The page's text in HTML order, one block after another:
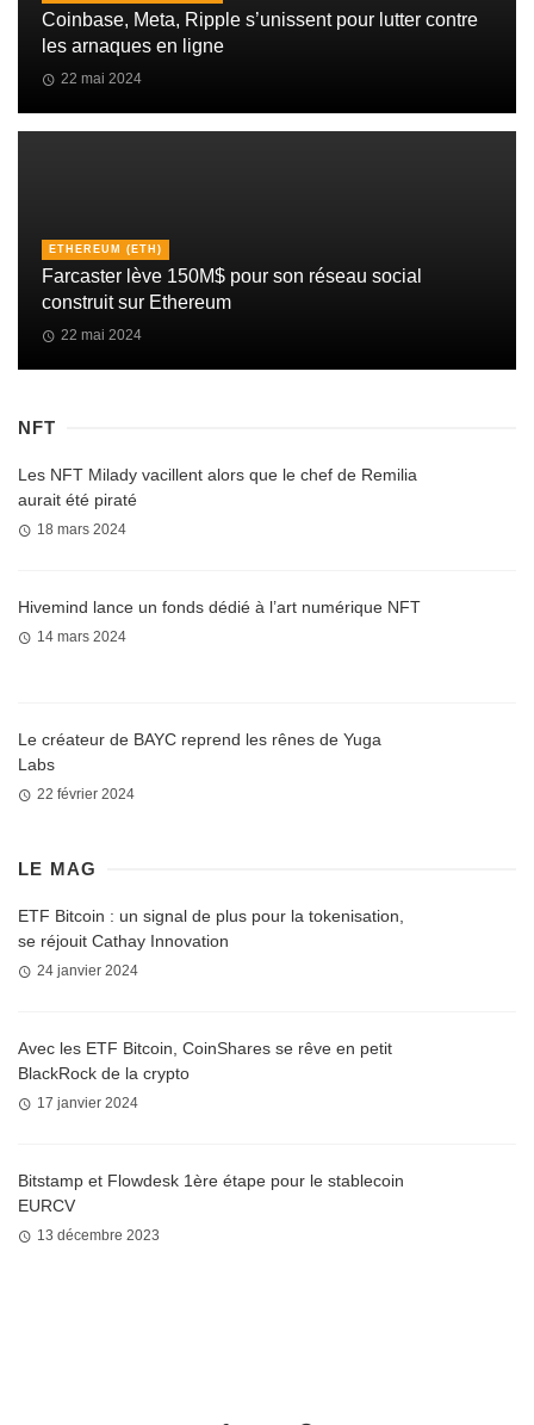
Coinbase, Meta, Ripple s’unissent pour lutter contre
les arnaques en ligne
22 mai 2024
ETHEREUM (ETH)
Farcaster lève 150M$ pour son réseau social
construit sur Ethereum
22 mai 2024
NFT
Les NFT Milady vacillent alors que le chef de Remilia
aurait été piraté
18 mars 2024
Hivemind lance un fonds dédié à l’art numérique NFT
14 mars 2024
Le créateur de BAYC reprend les rênes de Yuga
Labs
22 février 2024
LE MAG
ETF Bitcoin : un signal de plus pour la tokenisation,
se réjouit Cathay Innovation
24 janvier 2024
Avec les ETF Bitcoin, CoinShares se rêve en petit
BlackRock de la crypto
17 janvier 2024
Bitstamp et Flowdesk 1ère étape pour le stablecoin
EURCV
13 décembre 2023